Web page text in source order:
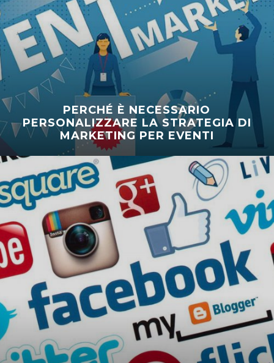
PERCHÉ È NECESSARIO
PERSONALIZZARE LA STRATEGIA DI
MARKETING PER EVENTI